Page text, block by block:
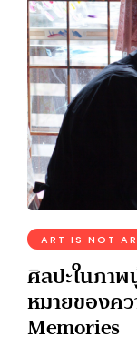
ART IS NOT
ศิลปะในภา
หมายของค
Memories